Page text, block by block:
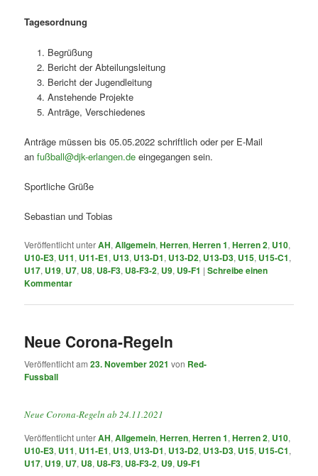
Tagesordnung
Begrüßung
Bericht der Abteilungsleitung
Bericht der Jugendleitung
Anstehende Projekte
Anträge, Verschiedenes
Anträge müssen bis 05.05.2022 schriftlich oder per E-Mail
anfußball@djk-erlangen.de eingegangen sein.
Sportliche Grüße
Sebastian und Tobias
Veröffentlicht unterAH,Allgemein,Herren,Herren 1,Herren 2, U10,
U10-E3, U11, U11-E1, U13, U13-D1, U13-D2, U13-D3, U15, U15-C1,
U17, U19, U7, U8, U8-F3, U8-F3-2, U9, U9-F1 |Schreibe einen
Kommentar
Neue Corona-Regeln
Veröffentlicht am23. November 2021 von Red-
Fussball
Neue Corona-Regeln ab 24.11.2021
Veröffentlicht unterAH,Allgemein,Herren,Herren 1,Herren 2, U10,
U10-E3, U11, U11-E1, U13, U13-D1, U13-D2, U13-D3, U15, U15-C1,
U17, U19, U7, U8, U8-F3, U8-F3-2, U9, U9-F1